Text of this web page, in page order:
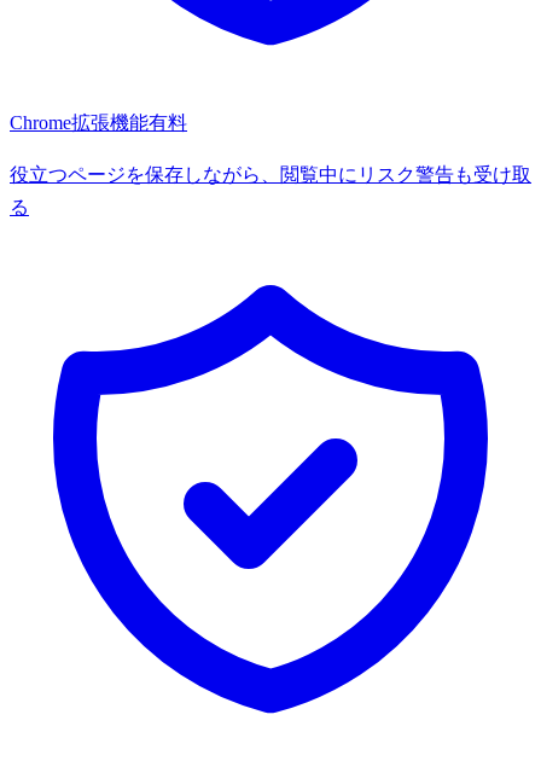
Chrome拡張機能有料
役立つページを保存しながら、閲覧中にリスク警告も受け取
る